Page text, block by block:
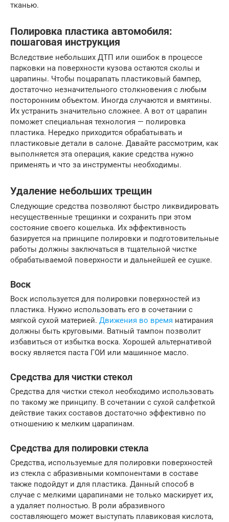
тканью.
Полировка пластика автомобиля:
пошаговая инструкция
Вследствие небольших ДТП или ошибок в процессе
парковки на поверхности кузова остаются сколы и
царапины. Чтобы поцарапать пластиковый бампер,
достаточно незначительного столкновения с любым
посторонним объектом. Иногда случаются и вмятины.
Их устранить значительно сложнее. А вот от царапин
поможет специальная технология — полировка
пластика. Нередко приходится обрабатывать и
пластиковые детали в салоне. Давайте рассмотрим, как
выполняется эта операция, какие средства нужно
применять и что за инструменты необходимы.
Удаление небольших трещин
Следующие средства позволяют быстро ликвидировать
несущественные трещинки и сохранить при этом
состояние своего кошелька. Их эффективность
базируется на принципе полировки и подготовительные
работы должны заключаться в тщательной чистке
обрабатываемой поверхности и дальнейшей ее сушке.
Воск
Воск используется для полировки поверхностей из
пластика. Нужно использовать его в сочетании с
мягкой сухой материей. Движения во время натирания
должны быть круговыми. Ватный тампон позволит
избавиться от избытка воска. Хорошей альтернативой
воску является паста ГОИ или машинное масло.
Средства для чистки стекол
Средства для чистки стекол необходимо использовать
по такому же принципу. В сочетании с сухой салфеткой
действие таких составов достаточно эффективно по
отношению к мелким царапинам.
Средства для полировки стекла
Средства, используемые для полировки поверхностей
из стекла с абразивными компонентами в составе
также подойдут и для пластика. Данный способ в
случае с мелкими царапинами не только маскирует их,
а удаляет полностью. В роли абразивного
составляющего может выступать плавиковая кислота,